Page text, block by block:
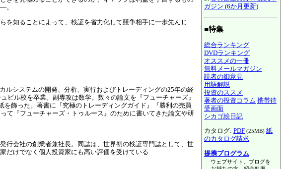
。
知ることによって、検証を省力化して競争相手に一歩先んじ
ルシステムの開発、分析、実行およびトレーディングの25年の経
ル校を卒業。副専攻は数学。数々の論文を『フューチャーズ』
飾った。著書に『究極のトレーディングガイド』『勝利の売買
て『フューチャーズ・トゥルース』のために書いてきた論文や研
行会社の創業者兼社長。同誌は、世界初の検証専門誌として、世
だけでなく個人投資家にも高い評価を受けている
ガジン (6か月更新)
■特集
総合ランキング
DVDランキング
オススメの一冊
無料メールマガジン
読者の御意見
用語解説
投資のススメ
著者の投資コラム 携帯待
受画面
シカゴ絵日記
カタログ: PDF (25MB) 紙
のカタログ請求
提携プログラム
ウェブサイト、ブログを